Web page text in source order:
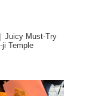
Juicy Must-Try
ji Temple